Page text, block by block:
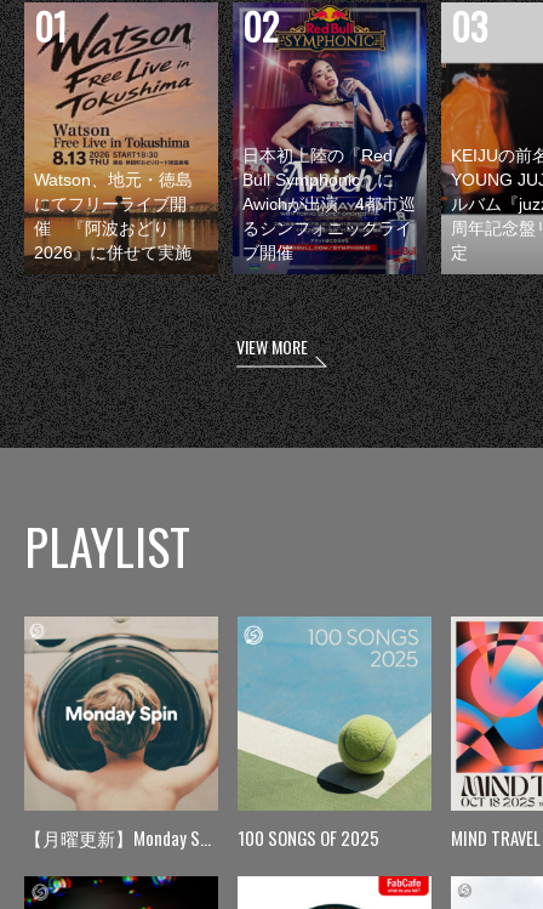
Watson、地元・徳島
にてフリーライブ開
催 『阿波おどり
2026』に併せて実施
日本初上陸の『Red
Bull Symphonic』に
Awichが出演 4都市巡
るシンフォニックライ
ブ開催
KEIJUの前
YOUNG
ルバム『
周年記念盤
定
VIEW MORE
PLAYLIST
【月曜更新】Monday Spin 100 SONGS OF 2025 MIND TRAVEL